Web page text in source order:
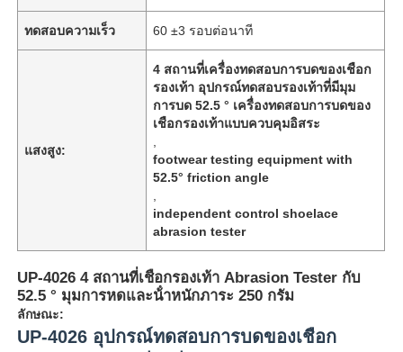
ทดสอบความเร็ว 60 ±3 รอบต่อนาที
แสงสูง:
4 สถานที่เครื่องทดสอบการบดของเชือก
รองเท้า อุปกรณ์ทดสอบรองเท้าที่มีมุม
การบด 52.5 ° เครื่องทดสอบการบดของ
เชือกรองเท้าแบบควบคุมอิสระ
footwear testing equipment with
52.5° friction angle
independent control shoelace
abrasion tester
UP-4026 4 สถานที่เชือกรองเท้า Abrasion Tester กับ
52.5 ° มุมการหดและน้ําหนักภาระ 250 กรัม
ลักษณะ:
UP-4026 อุปกรณ์ทดสอบการบดของเชือก